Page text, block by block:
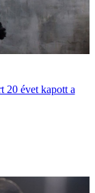
20 évet kapott a